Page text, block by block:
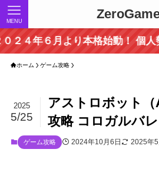
MENU
月より本格始動！ 個人勢屈指の
ホーム ゲーム攻略
アストロボット（
攻略 コロガルバ
2025
5/25
ゲーム攻略 2024年10月6日 2025年5